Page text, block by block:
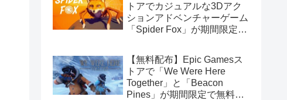
トアでカジュアルな3Dアク
ションアドベンチャーゲーム
「Spider Fox」が期間限定で
【無料配布】Epic Gamesス
トアで「We Were Here
Together」と「Beacon
Pines」が期間限定で無料配